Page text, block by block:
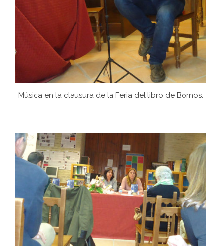
Música en la clausura de la Feria del libro de Bornos.